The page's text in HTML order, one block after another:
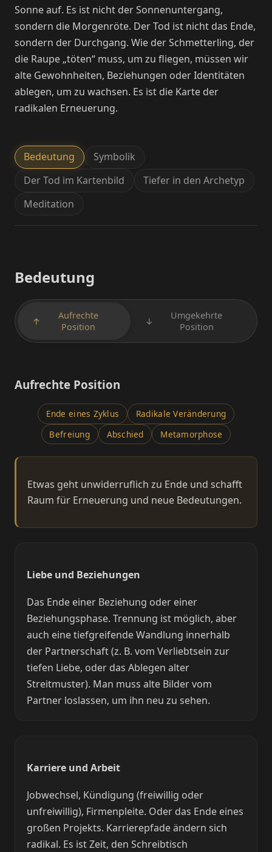
Sonne auf. Es ist nicht der Sonnenuntergang,
sondern die Morgenröte. Der Tod ist nicht das Ende,
sondern der Durchgang. Wie der Schmetterling, der
die Raupe „töten“ muss, um zu fliegen, müssen wir
alte Gewohnheiten, Beziehungen oder Identitäten
ablegen, um zu wachsen. Es ist die Karte der
radikalen Erneuerung.
Bedeutung
Symbolik
Der Tod im Kartenbild
Tiefer in den Archetyp
Meditation
Bedeutung
↑
Aufrechte
Position
↓
Umgekehrte
Position
Aufrechte Position
Ende eines Zyklus
Radikale Veränderung
Befreiung
Abschied Metamorphose
Etwas geht unwiderruflich zu Ende und schafft
Raum für Erneuerung und neue Bedeutungen.
Liebe und Beziehungen
Das Ende einer Beziehung oder einer
Beziehungsphase. Trennung ist möglich, aber
auch eine tiefgreifende Wandlung innerhalb
der Partnerschaft (z. B. vom Verliebtsein zur
tiefen Liebe, oder das Ablegen alter
Streitmuster). Man muss alte Bilder vom
Partner loslassen, um ihn neu zu sehen.
Karriere und Arbeit
Jobwechsel, Kündigung (freiwillig oder
unfreiwillig), Firmenpleite. Oder das Ende eines
großen Projekts. Karrierepfade ändern sich
radikal. Es ist Zeit, den Schreibtisch